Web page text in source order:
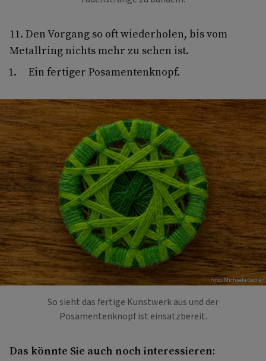
11. Den Vorgang so oft wiederholen, bis vom
Metallring nichts mehr zu sehen ist.
Ein fertiger Posamentenknopf.
Foto: Michaela Gabler
So sieht das fertige Kunstwerk aus und der
Posamentenknopf ist einsatzbereit.
Das könnte Sie auch noch interessieren: